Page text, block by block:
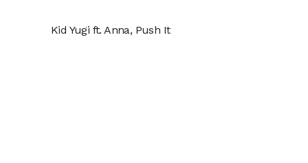
Kid Yugi ft. Anna, Push It